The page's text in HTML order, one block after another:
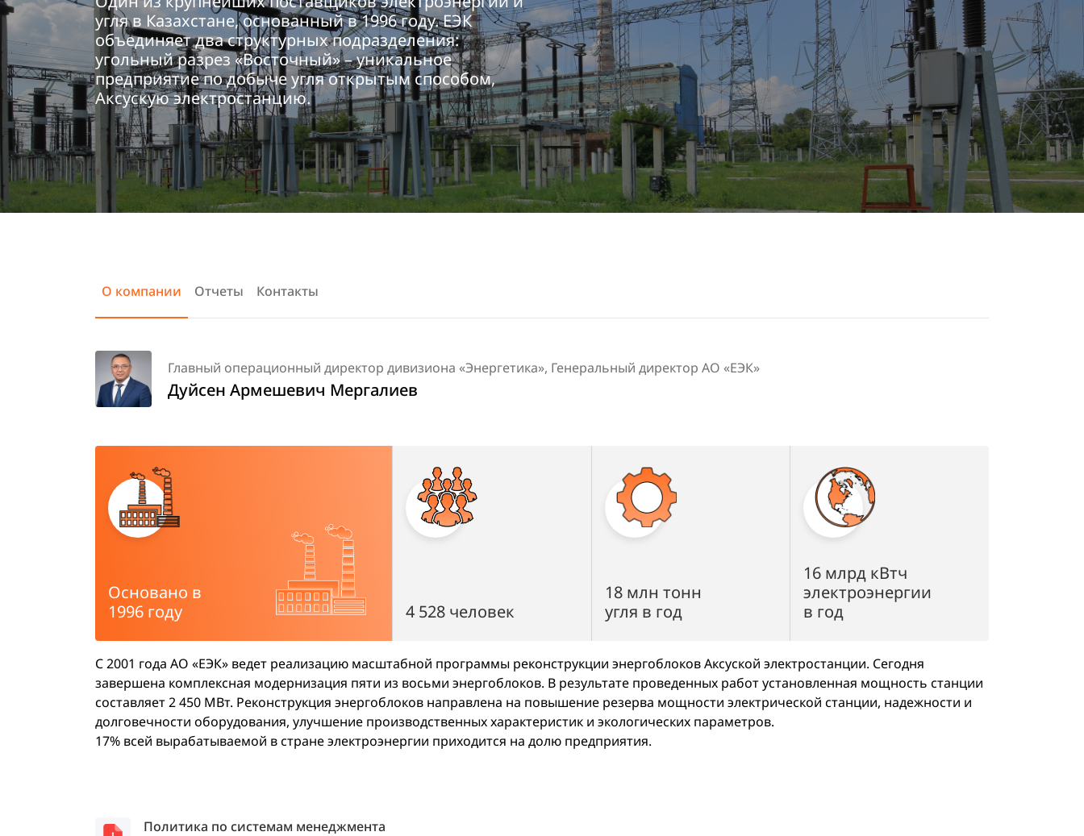
угля в Казахстане, основанный в 1996 году. ЕЭК
объединяет два структурных подразделения:
угольный разрез «Восточный» – уникальное
предприятие по добыче угля открытым способом,
Аксускую электростанцию.
О компании Отчеты Контакты
Главный операционный директор дивизиона «Энергетика», Генеральный директор АО «ЕЭК»
Дуйсен Армешевич Мергалиев
Основано в
1996 году
4 528 человек
18 млн тонн
угля в год
16 млрд кВтч
электроэнергии
в год
С 2001 года АО «ЕЭК» ведет реализацию масштабной программы реконструкции энергоблоков Аксуской электростанции. Сегодня
завершена комплексная модернизация пяти из восьми энергоблоков. В результате проведенных работ установленная мощность станции
составляет 2 450 МВт. Реконструкция энергоблоков направлена на повышение резерва мощности электрической станции, надежности и
долговечности оборудования, улучшение производственных характеристик и экологических параметров.
17% всей вырабатываемой в стране электроэнергии приходится на долю предприятия.
Политика по системам менеджмента